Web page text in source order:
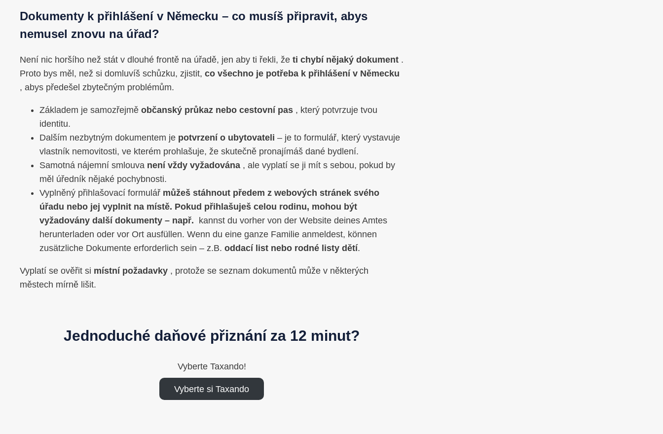
Dokumenty k přihlášení v Německu – co musíš připravit, abys
nemusel znovu na úřad?
Není nic horšího než stát v dlouhé frontě na úřadě, jen aby ti řekli, že ti chybí nějaký dokument .
Proto bys měl, než si domluvíš schůzku, zjistit, co všechno je potřeba k přihlášení v Německu
, abys předešel zbytečným problémům.
Základem je samozřejmě občanský průkaz nebo cestovní pas , který potvrzuje tvou
identitu.
Dalším nezbytným dokumentem je potvrzení o ubytovateli – je to formulář, který vystavuje
vlastník nemovitosti, ve kterém prohlašuje, že skutečně pronajímáš dané bydlení.
Samotná nájemní smlouva není vždy vyžadována , ale vyplatí se ji mít s sebou, pokud by
měl úředník nějaké pochybnosti.
Vyplněný přihlašovací formulář můžeš stáhnout předem z webových stránek svého
úřadu nebo jej vyplnit na místě. Pokud přihlašuješ celou rodinu, mohou být
vyžadovány další dokumenty – např. kannst du vorher von der Website deines Amtes
herunterladen oder vor Ort ausfüllen. Wenn du eine ganze Familie anmeldest, können
zusätzliche Dokumente erforderlich sein – z.B. oddací list nebo rodné listy dětí.
Vyplatí se ověřit si místní požadavky , protože se seznam dokumentů může v některých
městech mírně lišit.
Jednoduché daňové přiznání za 12 minut?
Vyberte Taxando!
Vyberte si Taxando